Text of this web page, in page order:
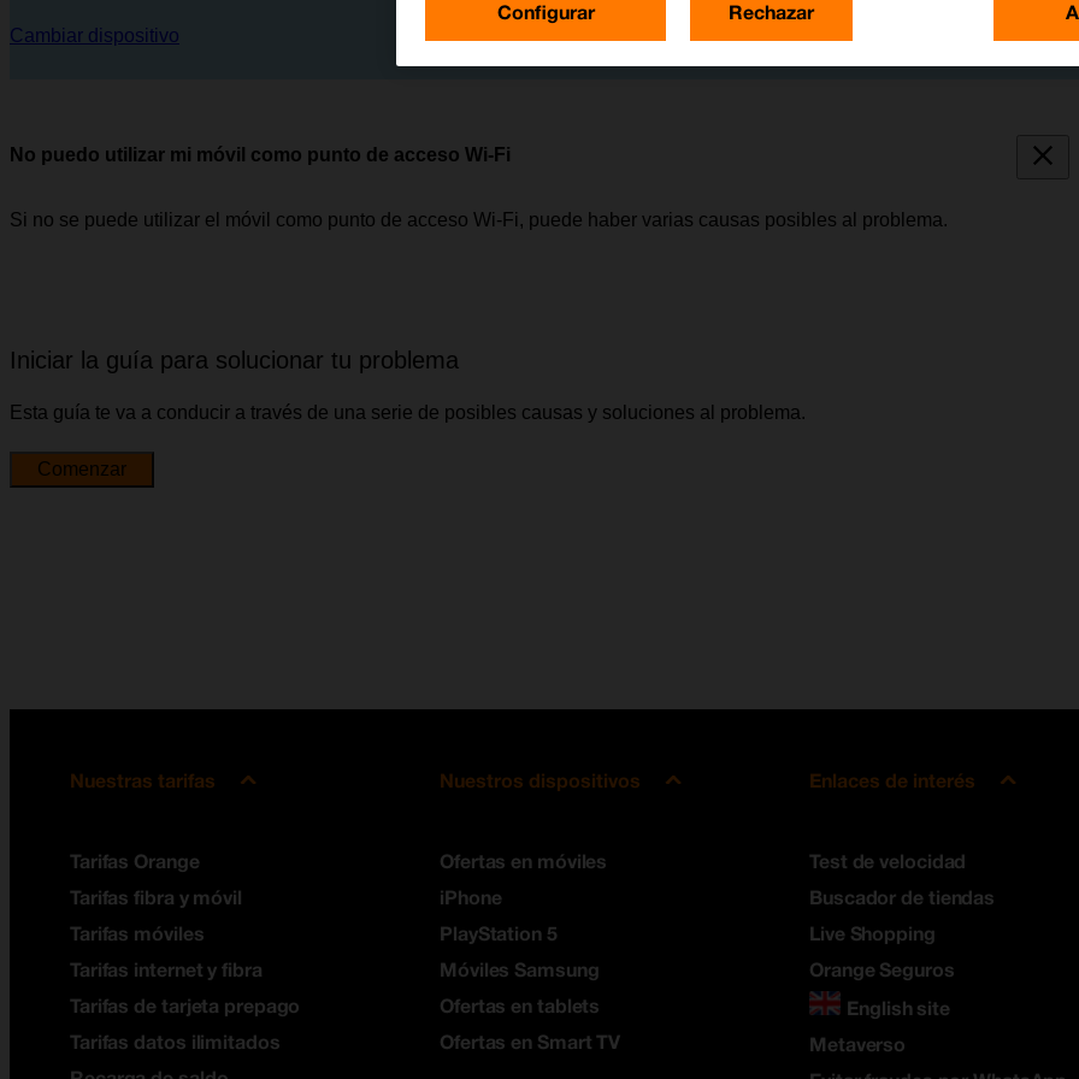
Cambiar dispositivo
No puedo utilizar mi móvil como punto de acceso Wi-Fi
Si no se puede utilizar el móvil como punto de acceso Wi-Fi, puede haber varias causas posibles al problema.
Iniciar la guía para solucionar tu problema
Esta guía te va a conducir a través de una serie de posibles causas y soluciones al problema.
Comenzar
Nuestras tarifas
Tarifas Orange
Tarifas fibra y móvil
Tarifas móviles
Tarifas internet y fibra
Tarifas de tarjeta prepago
Tarifas datos ilimitados
Nuestros dispositivos
Ofertas en móviles
iPhone
PlayStation 5
Móviles Samsung
Ofertas en tablets
Ofertas en Smart TV
Enlaces de interés
Test de velocidad
Buscador de tiendas
Live Shopping
Orange Seguros
English site
Metaverso
Configurar Rechazar